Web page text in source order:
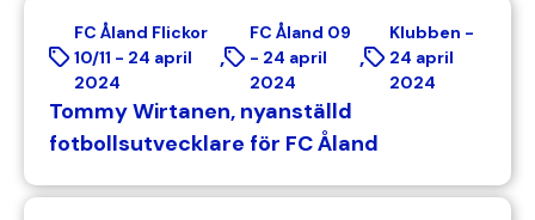
FC Åland Flickor
10/11 - 24 april
2024
,
FC Åland 09
- 24 april
2024
,
Klubben -
24 april
2024
Tommy Wirtanen, nyanställd
fotbollsutvecklare för FC Åland